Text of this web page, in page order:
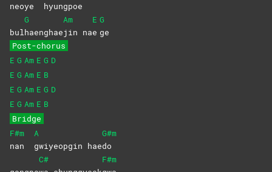
neoye
hyungpoe
bul
G
haenghae
Am
jin na
E
e
G
ge
Post-chorus
E G Am E G D
E G Am E B
E G Am E G D
E G Am E B
Bridge
F#m
nan
A
gwiyeopgin hae
G#m
do
C#
F#m